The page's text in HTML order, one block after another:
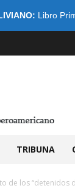
Libro
TRIBUNA
de los “detenidos